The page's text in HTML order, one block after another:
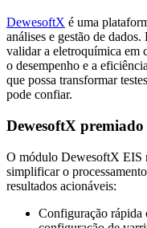
DewesoftX é uma
análises e gestão de
validar a eletroquímica em
o desempenho e a
que possa transformar
pode confiar.
DewesoftX
O módulo DewesoftX EIS
simplificar o
resultados acionáveis:
Configuração rápida